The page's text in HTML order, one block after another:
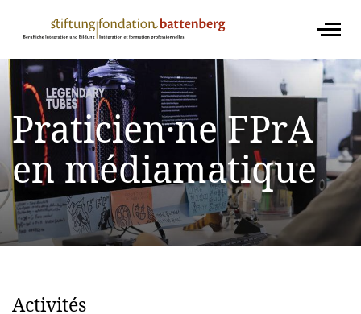
Praticien·ne FPrA
en médiamatique
Activités